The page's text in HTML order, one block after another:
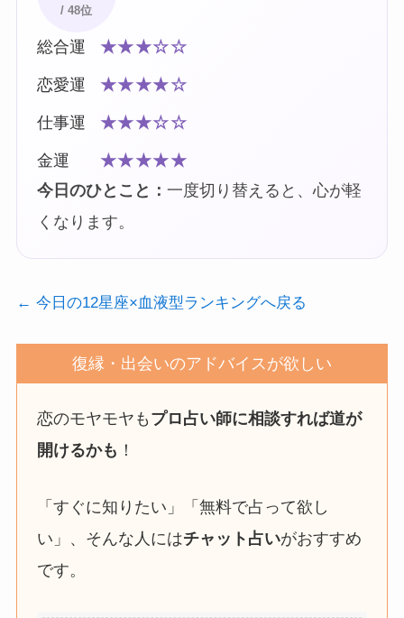
/ 48位
総合運 ★★★☆☆
恋愛運 ★★★★☆
仕事運 ★★★☆☆
金運
★★★★★
今日のひとこと： 一度切り替えると、心が軽
くなります。
← 今日の12星座×血液型ランキングへ戻る
復縁・出会いのアドバイスが欲しい
恋のモヤモヤも プロ占い師に相談すれば道が
開けるかも ！
「すぐに知りたい」「無料で占って欲し
い」、そんな人にはチャット占いがおすすめ
です。